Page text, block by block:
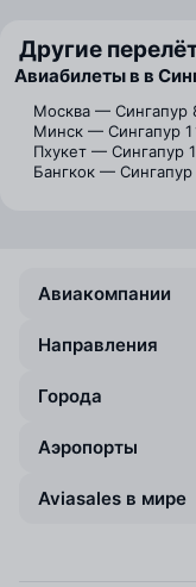
Другие
Авиабилеты в в
Москва — Сингапур
Минск — Сингапур 1
Пхукет — Сингапур
Бангкок — Сингапур
Авиакомпании
Направления
Города
Аэропорты
Aviasales в мире